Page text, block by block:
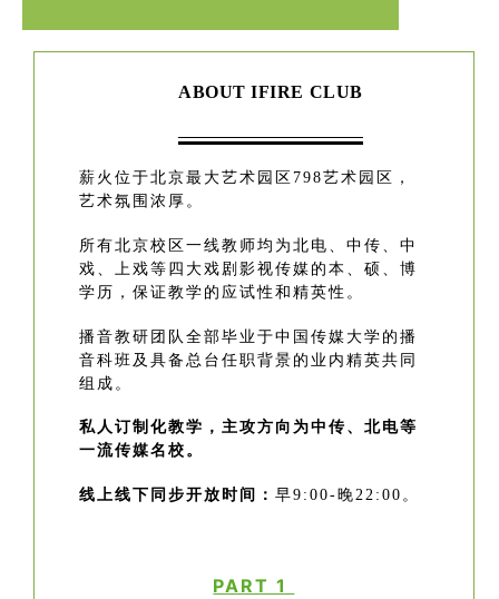
ABOUT IFIRE CLUB
薪火位于北京最大艺术园区798艺术园区，
艺术氛围浓厚。
所有北京校区一线教师均为北电、中传、中
戏、上戏等四大戏剧影视传媒的本、硕、博
学历，保证教学的应试性和精英性。
播音教 研团队全部毕业于中国传媒大学的播
音科班及具备总台任职背景的业内精英共同
组成。
私人订制化教学，主攻方向为中传、北电等
一流传媒名校。
线上线下同步开放时间： 早9:00-晚22:00。
PART 1